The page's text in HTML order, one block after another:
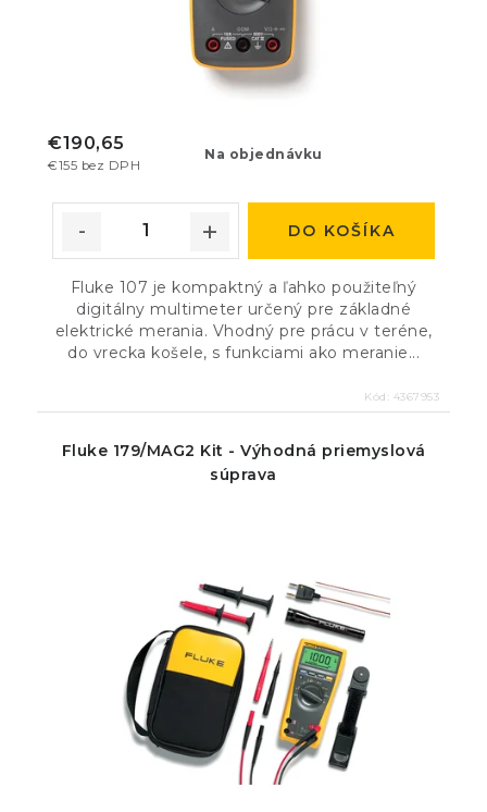
Na objednávku
€155 bez DPH
€190,65
DO KOŠÍKA
Fluke 107 je kompaktný a ľahko použiteľný
digitálny multimeter určený pre základné
elektrické merania. Vhodný pre prácu v teréne,
do vrecka košele, s funkciami ako meranie...
Kód: 4367953
Fluke 179/MAG2 Kit - Výhodná priemyslová
súprava